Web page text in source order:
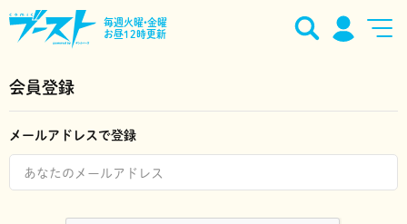
毎週火曜•金曜
お昼12時更新
会員登録
メールアドレスで登録